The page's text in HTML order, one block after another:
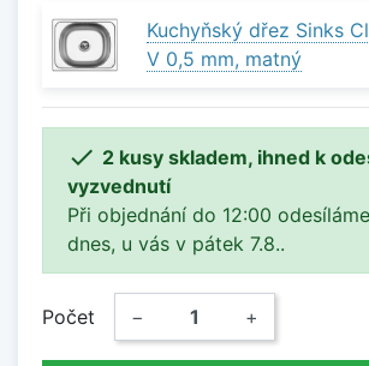
Kuchyňský dřez Sinks
V 0,5 mm, matný
 2 kusy skladem, ihned k
vyzvednutí
Při objednání do 12:00
dnes, u vás v pátek 7.8..
Počet − +